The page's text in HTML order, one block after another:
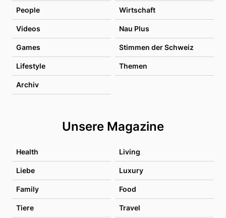
People Wirtschaft
Videos Nau Plus
Games Stimmen der Schweiz
Lifestyle Themen
Archiv
Unsere Magazine
Health Living
Liebe Luxury
Family Food
Tiere Travel